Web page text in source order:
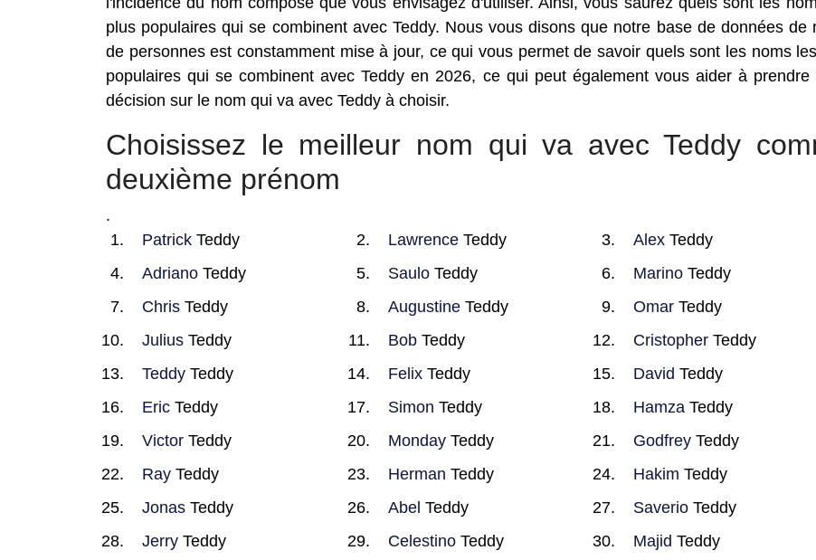
plus populaires qui se combinent avec Teddy. Nous vous disons que notre base de données de
de personnes est constamment mise à jour, ce qui vous permet de savoir quels sont les noms
populaires qui se combinent avec Teddy en 2026, ce qui peut également vous aider à prendre
décision sur le nom qui va avec Teddy à choisir.
Choisissez le meilleur nom qui va avec Teddy
deuxième prénom
.
Patrick Teddy LawrenceTeddy Alex Teddy
Adriano Teddy SauloTeddy Marino Teddy
Chris Teddy AugustineTeddy Omar Teddy
Julius Teddy BobTeddy Cristopher Teddy
Teddy Teddy FelixTeddy David Teddy
Eric Teddy Simon Teddy Hamza Teddy
Victor Teddy MondayTeddy Godfrey Teddy
Ray Teddy Herman Teddy Hakim Teddy
Jonas Teddy Abel Teddy Saverio Teddy
Jerry Teddy CelestinoTeddy Majid Teddy